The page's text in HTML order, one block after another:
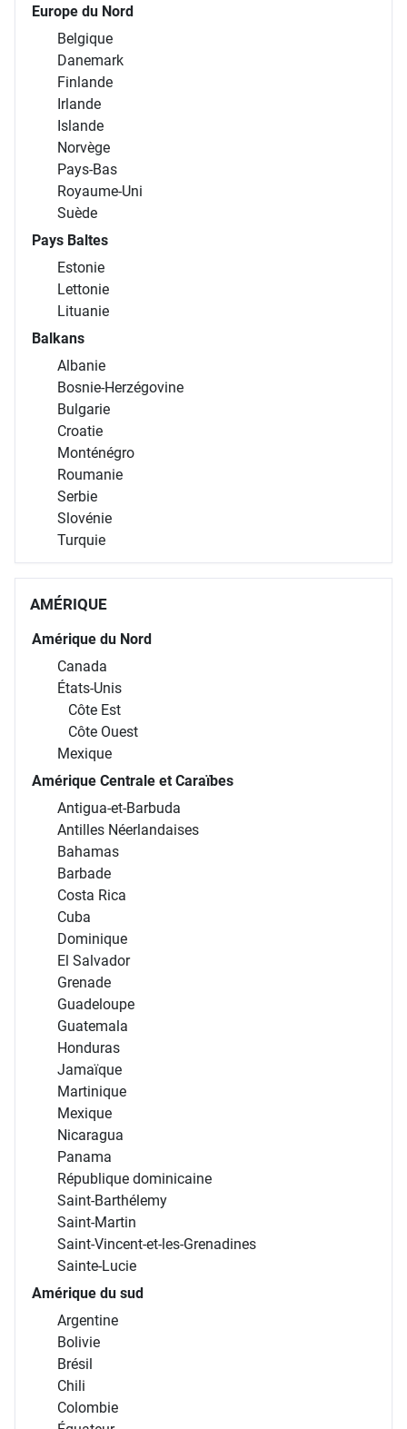
Europe du Nord
Belgique
Danemark
Finlande
Irlande
Islande
Norvège
Pays-Bas
Royaume-Uni
Suède
Pays Baltes
Estonie
Lettonie
Lituanie
Balkans
Albanie
Bosnie-Herzégovine
Bulgarie
Croatie
Monténégro
Roumanie
Serbie
Slovénie
Turquie
AMÉRIQUE
Amérique du Nord
Canada
États-Unis
Côte Est
Côte Ouest
Mexique
Amérique Centrale et Caraïbes
Antigua-et-Barbuda
Antilles Néerlandaises
Bahamas
Barbade
Costa Rica
Cuba
Dominique
El Salvador
Grenade
Guadeloupe
Guatemala
Honduras
Jamaïque
Martinique
Mexique
Nicaragua
Panama
République dominicaine
Saint-Barthélemy
Saint-Martin
Saint-Vincent-et-les-Grenadines
Sainte-Lucie
Amérique du sud
Argentine
Bolivie
Brésil
Chili
Colombie